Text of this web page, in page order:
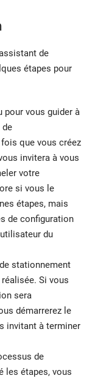
de
étapes pour
pour vous guider à
que vous créez
invitera à vous
votre
si vous le
étapes, mais
de configuration
du
stationnement
Si vous
sera
démarrerez le
invitant à terminer
de
les étapes, vous